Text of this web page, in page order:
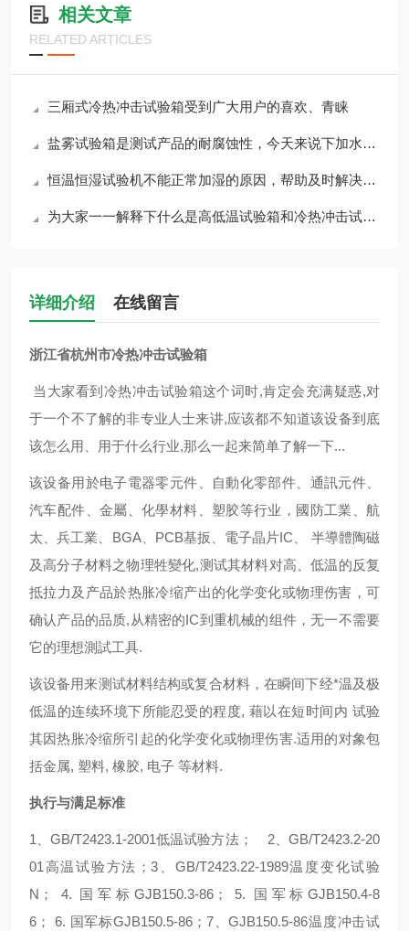
相关文章
RELATED ARTICLES
三厢式冷热冲击试验箱受到广大用户的喜欢、青睐
盐雾试验箱是测试产品的耐腐蚀性，今天来说下加水时的注意事项
恒温恒湿试验机不能正常加湿的原因，帮助及时解决问题
为大家一一解释下什么是高低温试验箱和冷热冲击试验箱
详细介绍 在线留言
浙江省杭州市冷热冲击试验箱
当大家看到 冷热冲击试验箱这个词时,肯定会充满疑惑,对
于一个不了解的非专业人士来讲,应该都不知道该设备到底
该怎么用、用于什么行业,那么一起来简单了解一下...
该设备用於电子電器零元件、自動化零部件、通訊元件、
汽车配件、金屬、化學材料、塑胶等行业，國防工業、航
太、兵工業、BGA、PCB基扳、電子晶片IC、 半導體陶磁
及高分子材料之物理牲變化,测试其材料对高、低温的反复
抵拉力及产品於热胀冷缩产出的化学变化或物理伤害，可
确认产品的品质,从精密的IC到重机械的组件，无一不需要
它的理想測試工具.
该设备用来测试材料结构或复合材料，在瞬间下经*温及极
低温的连续环境下所能忍受的程度, 藉以在短时间内 试验
其因热胀冷缩所引起的化学变化或物理伤害.适用的对象包
括金属, 塑料, 橡胶, 电子 等材料.
执行与满足标准
1、GB/T2423.1-2001低温试验方法； 2、GB/T2423.2-20
01高温试验方法；3、GB/T2423.22-1989温度变化试验
N； 4. 国军标GJB150.3-86； 5. 国军标GJB150.4-8
6； 6. 国军标GJB150.5-86；7、GJB150.5-86温度冲击试